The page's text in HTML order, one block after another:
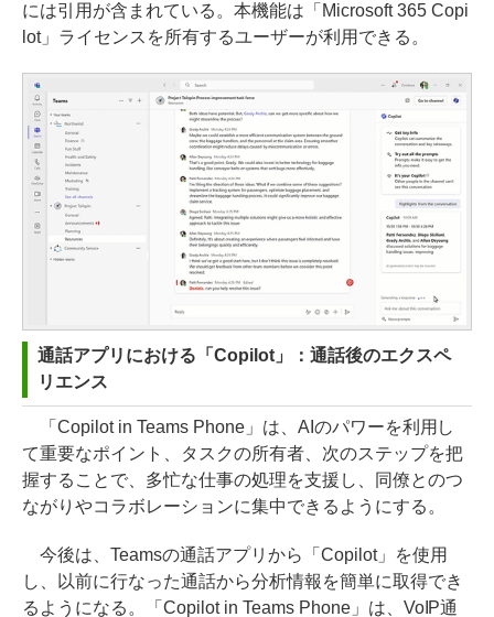
には引用が含まれている。本機能は「Microsoft 365 Copi
lot」ライセンスを所有するユーザーが利用できる。
通話アプリにおける「Copilot」：通話後のエクスペ
リエンス
「Copilot in Teams Phone」は、AIのパワーを利用し
て重要なポイント、タスクの所有者、次のステップを把
握することで、多忙な仕事の処理を支援し、同僚とのつ
ながりやコラボレーションに集中できるようにする。
今後は、Teamsの通話アプリから「Copilot」を使用
し、以前に行なった通話から分析情報を簡単に取得でき
るようになる。「Copilot in Teams Phone」は、VoIP通